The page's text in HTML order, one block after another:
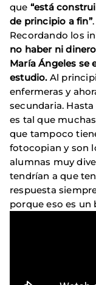
que “está
de principio a fin”.
Recordando los
no haber ni
María Ángeles se
estudio.Al
enfermeras y
secundaria.
es tal que
que tampoco
fotocopian y son
alumnas muy
tendrían a que
respuesta
porque eso es un